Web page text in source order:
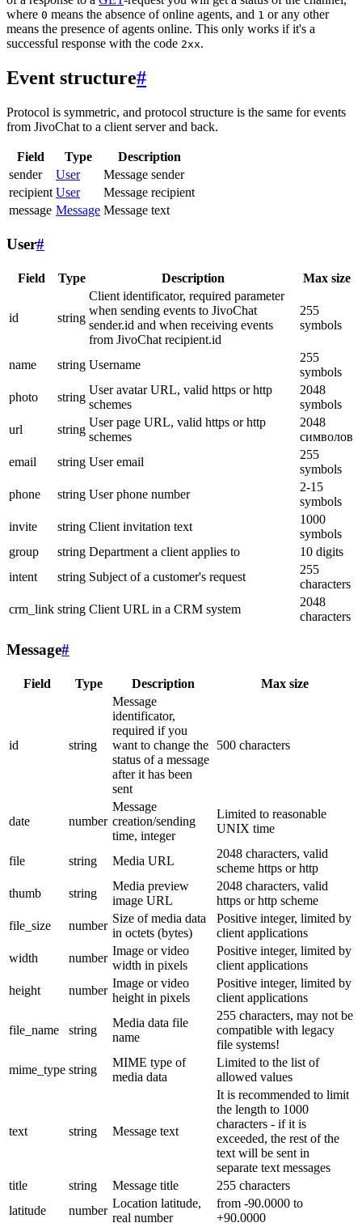
where 0 means the absence of online agents, and 1 or any other
means the presence of agents online. This only works if it's a
successful response with the code 2xx.
Event structure#
Protocol is symmetric, and protocol structure is the same for events
from JivoChat to a client server and back.
Field Type
Description
sender
User
Message sender
recipient User
Message recipient
message Message Message text
User#
Field Type Description Max size
id string
Client identificator, required parameter
when sending events to JivoChat
sender.id and when receiving events
from JivoChat recipient.id
255
symbols
name string Username
255
symbols
photo
string
User avatar URL, valid https or http
schemes
2048
symbols
url
string
User page URL, valid https or http
schemes
2048
символов
email
string User email
255
symbols
phone
string User phone number
2-15
symbols
invite
string Client invitation text
1000
symbols
group
string Department a client applies to
10 digits
intent
string Subject of a customer's request
255
characters
crm_link string Client URL in a CRM system
2048
characters
Message#
Field Type Description Max size
id string
Message
identificator,
required if you
want to change the
status of a message
after it has been
sent
500 characters
date number
Message
creation/sending
time, integer
Limited to reasonable
UNIX time
file string Media URL
2048 characters, valid
scheme https or http
thumb
string
Media preview
image URL
2048 characters, valid
https or http scheme
file_size
number
Size of media data
in octets (bytes)
Positive integer, limited by
client applications
width
number
Image or video
width in pixels
Positive integer, limited by
client applications
height
number
Image or video
height in pixels
Positive integer, limited by
client applications
file_name string
Media data file
name
255 characters, may not be
compatible with legacy
file systems!
mime_type string
MIME type of
media data
Limited to the list of
allowed values
text string Message text
It is recommended to limit
the length to 1000
characters - if it is
exceeded, the rest of the
text will be sent in
separate text messages
title
string Message title
255 characters
latitude
number
Location latitude,
real number
from -90.0000 to
+90.0000